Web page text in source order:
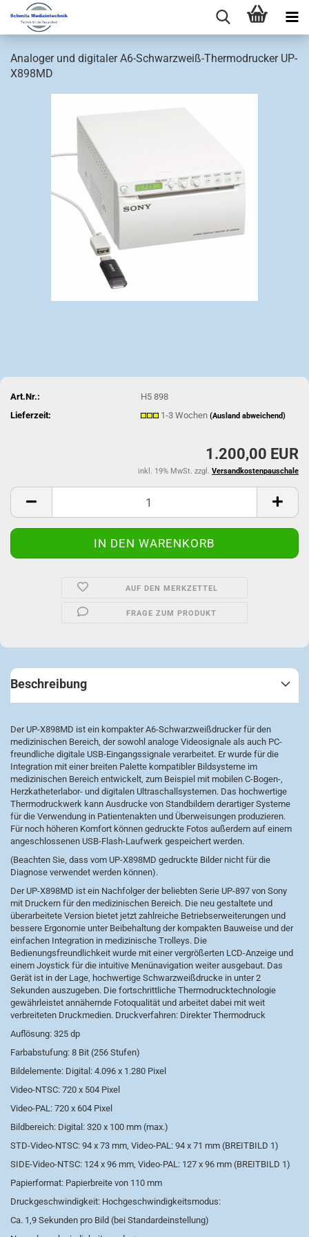
Analoger und digitaler A6-Schwarzweiß-Thermodrucker UP-
X898MD
Art.Nr.:
H5 898
Lieferzeit:
1-3 Wochen(Ausland abweichend)
1.200,00 EUR
inkl. 19% MwSt. zzgl. Versandkostenpauschale
AUF DEN MERKZETTEL
FRAGE ZUM PRODUKT
Beschreibung
Der UP-X898MD ist ein kompakter A6-Schwarzweißdrucker für den
medizinischen Bereich, der sowohl analoge Videosignale als auch PC-
freundliche digitale USB-Eingangssignale verarbeitet. Er wurde für die
Integration mit einer breiten Palette kompatibler Bildsysteme im
medizinischen Bereich entwickelt, zum Beispiel mit mobilen C-Bogen-,
Herzkatheterlabor- und digitalen Ultraschallsystemen. Das hochwertige
Thermodruckwerk kann Ausdrucke von Standbildern derartiger Systeme
für die Verwendung in Patientenakten und Überweisungen produzieren.
Für noch höheren Komfort können gedruckte Fotos außerdem auf einem
angeschlossenen USB-Flash-Laufwerk gespeichert werden.
(Beachten Sie, dass vom UP-X898MD gedruckte Bilder nicht für die
Diagnose verwendet werden können).
Der UP-X898MD ist ein Nachfolger der beliebten Serie UP-897 von Sony
mit Druckern für den medizinischen Bereich. Die neu gestaltete und
überarbeitete Version bietet jetzt zahlreiche Betriebserweiterungen und
bessere Ergonomie unter Beibehaltung der kompakten Bauweise und der
einfachen Integration in medizinische Trolleys. Die
Bedienungsfreundlichkeit wurde mit einer vergrößerten LCD-Anzeige und
einem Joystick für die intuitive Menünavigation weiter ausgebaut. Das
Gerät ist in der Lage, hochwertige Schwarzweißdrucke in unter 2
Sekunden auszugeben. Die fortschrittliche Thermodrucktechnologie
gewährleistet annähernde Fotoqualität und arbeitet dabei mit weit
verbreiteten Druckmedien. Druckverfahren: Direkter Thermodruck
Auflösung: 325 dp
Farbabstufung: 8 Bit (256 Stufen)
Bildelemente: Digital: 4.096 x 1.280 Pixel
Video-NTSC: 720 x 504 Pixel
Video-PAL: 720 x 604 Pixel
Bildbereich: Digital: 320 x 100 mm (max.)
STD-Video-NTSC: 94 x 73 mm, Video-PAL: 94 x 71 mm (BREITBILD 1)
SIDE-Video-NTSC: 124 x 96 mm, Video-PAL: 127 x 96 mm (BREITBILD 1)
Papierformat: Papierbreite von 110 mm
Druckgeschwindigkeit: Hochgeschwindigkeitsmodus:
Ca. 1,9 Sekunden pro Bild (bei Standardeinstellung)